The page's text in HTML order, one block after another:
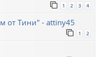
1 2 3 4
от Тини" - attiny45
1 2